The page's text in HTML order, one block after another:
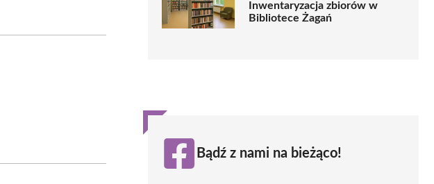
Inwentaryzacja zbiorów w
Bibliotece Żagań
Bądź z nami na bieżąco!